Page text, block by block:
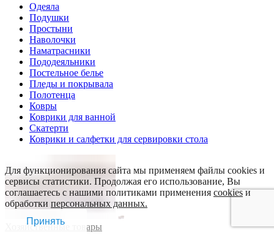
Одеяла
Подушки
Простыни
Наволочки
Наматрасники
Пододеяльники
Постельное белье
Пледы и покрывала
Полотенца
Ковры
Коврики для ванной
Скатерти
Коврики и салфетки для сервировки стола
Хозяйственные товары
Для функционирования сайта мы применяем файлы cookies и
сервисы статистики. Продолжая его использование, Вы
соглашаетесь с нашими политиками применения cookiesи
обработки персональных данных.
Принять